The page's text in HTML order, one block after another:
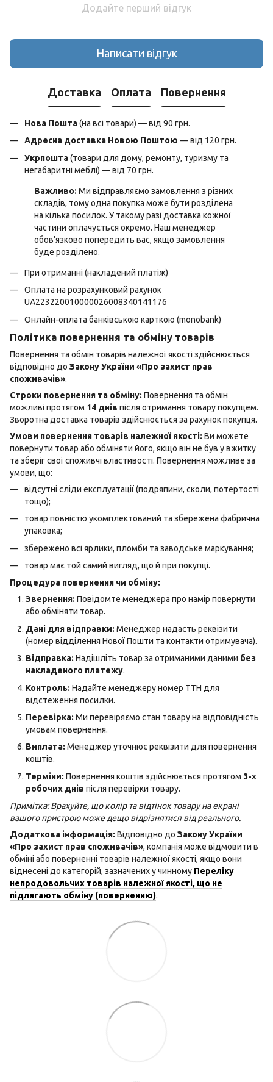
Додайте перший відгук
Написати відгук
Доставка Оплата Повернення
Нова Пошта(на всі товари) — від 90 грн.
Адресна доставка Новою Поштою — від 120 грн.
Укрпошта(товари для дому, ремонту, туризму та
негабаритні меблі) — від 70 грн.
Важливо: Ми відправляємо замовлення з різних
складів, тому одна покупка може бути розділена
на кілька посилок. У такому разі доставка кожної
частини оплачується окремо. Наш менеджер
обов’язково попередить вас, якщо замовлення
буде розділено.
При отриманні (накладений платіж)
Оплата на розрахунковий рахунок
UA223220010000026008340141176
Онлайн-оплата банківською карткою (monobank)
Політика повернення та обміну товарів
Повернення та обмін товарів належної якості здійснюється
відповідно до Закону України «Про захист прав
споживачів».
Строки повернення та обміну: Повернення та обмін
можливі протягом 14 днів після отримання товару покупцем.
Зворотна доставка товарів здійснюється за рахунок покупця.
Умови повернення товарів належної якості: Ви можете
повернути товар або обміняти його, якщо він не був у вжитку
та зберіг свої споживчі властивості. Повернення можливе за
умови, що:
відсутні сліди експлуатації (подряпини, сколи, потертості
тощо);
товар повністю укомплектований та збережена фабрична
упаковка;
збережено всі ярлики, пломби та заводське маркування;
товар має той самий вигляд, що й при покупці.
Процедура повернення чи обміну:
Звернення: Повідомте менеджера про намір повернути
або обміняти товар.
Дані для відправки: Менеджер надасть реквізити
(номер відділення Нової Пошти та контакти отримувача).
Відправка: Надішліть товар за отриманими даними без
накладеного платежу.
Контроль: Надайте менеджеру номер ТТН для
відстеження посилки.
Перевірка: Ми перевіряємо стан товару на відповідність
умовам повернення.
Виплата: Менеджер уточнює реквізити для повернення
коштів.
Терміни: Повернення коштів здійснюється протягом 3-х
робочих днів після перевірки товару.
Примітка: Врахуйте, що колір та відтінок товару на екрані
вашого пристрою може дещо відрізнятися від реального.
Додаткова інформація: Відповідно до Закону України
«Про захист прав споживачів», компанія може відмовити в
обміні або поверненні товарів належної якості, якщо вони
віднесені до категорій, зазначених у чинному Переліку
непродовольчих товарів належної якості, що не
підлягають обміну (поверненню).